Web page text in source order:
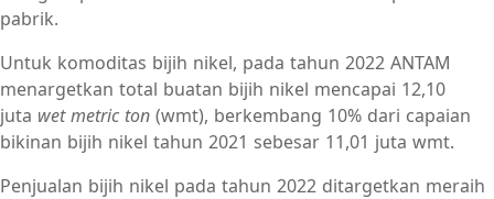
pabrik.
Untuk komoditas bijih nikel, pada tahun 2022 ANTAM
menargetkan total buatan bijih nikel mencapai 12,10
juta wet metric ton (wmt), berkembang 10% dari capaian
bikinan bijih nikel tahun 2021 sebesar 11,01 juta wmt.
Penjualan bijih nikel pada tahun 2022 ditargetkan meraih